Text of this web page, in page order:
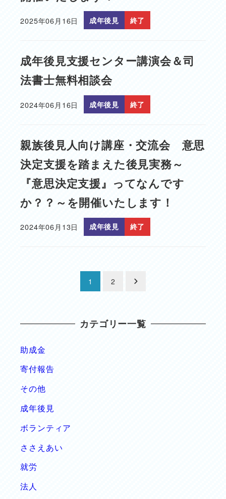
投稿日
2025年06月16日 成年後見 終了
成年後見支援センター講演会＆司
法書士無料相談会
投稿日
2024年06月16日 成年後見 終了
親族後見人向け講座・交流会 意思
決定支援を踏まえた後見実務～
『意思決定支援』ってなんです
か？？～を開催いたします！
投稿日
2024年06月13日 成年後見 終了
の
ペ
ー
ジ
送
り
1 2
カテゴリー一覧
助成金
寄付報告
その他
成年後見
ボランティア
ささえあい
就労
法人